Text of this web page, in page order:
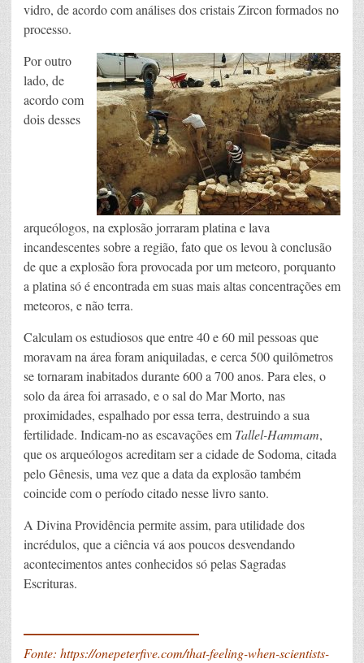
vidro, de acordo com análises dos cristais Zircon formados no
processo.
Por outro
lado, de
acordo com
dois desses
arqueólogos, na explosão jorraram platina e lava
incandescentes sobre a região, fato que os levou à conclusão
de que a explosão fora provocada por um meteoro, porquanto
a platina só é encontrada em suas mais altas concentrações em
meteoros, e não terra.
Calculam os estudiosos que entre 40 e 60 mil pessoas que
moravam na área foram aniquiladas, e cerca 500 quilômetros
se tornaram inabitados durante 600 a 700 anos. Para eles, o
solo da área foi arrasado, e o sal do Mar Morto, nas
proximidades, espalhado por essa terra, destruindo a sua
fertilidade. Indicam-no as escavações em Tallel-Hammam,
que os arqueólogos acreditam ser a cidade de Sodoma, citada
pelo Gênesis, uma vez que a data da explosão também
coincide com o período citado nesse livro santo.
A Divina Providência permite assim, para utilidade dos
incrédulos, que a ciência vá aos poucos desvendando
acontecimentos antes conhecidos só pelas Sagradas
Escrituras.
Fonte: https://onepeterfive.com/that-feeling-when-scientists-